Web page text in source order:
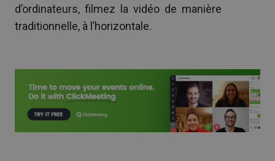
d’ordinateurs, filmez la vidéo de manière
traditionnelle, à l’horizontale.